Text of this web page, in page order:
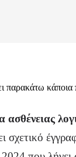
παρακάτω
σχετικό